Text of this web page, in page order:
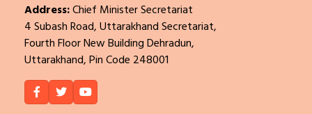
Address:Chief Minister Secretariat
4 Subash Road, Uttarakhand Secretariat,
Fourth Floor New Building Dehradun,
Uttarakhand, Pin Code 248001